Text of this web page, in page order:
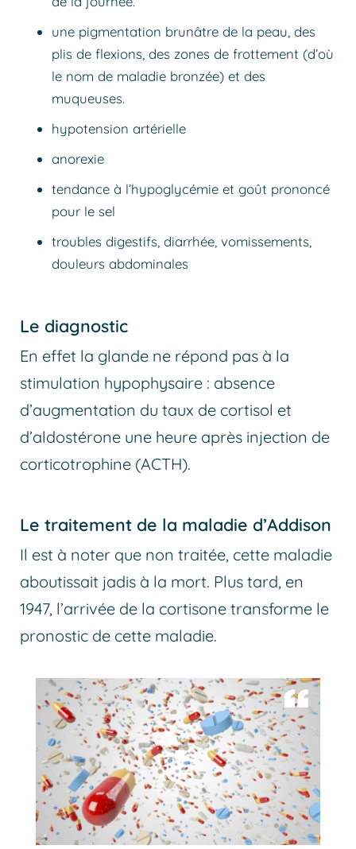
une pigmentation brunâtre de la peau, des
plis de flexions, des zones de frottement (d’où
le nom de maladie bronzée) et des
muqueuses.
hypotension artérielle
anorexie
tendance à l’hypoglycémie et goût prononcé
pour le sel
troubles digestifs, diarrhée, vomissements,
douleurs abdominales
Le diagnostic
En effet la glande ne répond pas à la
stimulation hypophysaire : absence
d’augmentation du taux de cortisol et
d’aldostérone une heure après injection de
corticotrophine (ACTH).
Le traitement de la maladie d’Addison
Il est à noter que non traitée, cette maladie
aboutissait jadis à la mort. Plus tard, en
1947, l’arrivée de la cortisone transforme le
pronostic de cette maladie.